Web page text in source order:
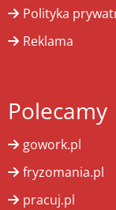
Polityka
Reklama
Polecamy
gowork.pl
fryzomania.pl
pracuj.pl